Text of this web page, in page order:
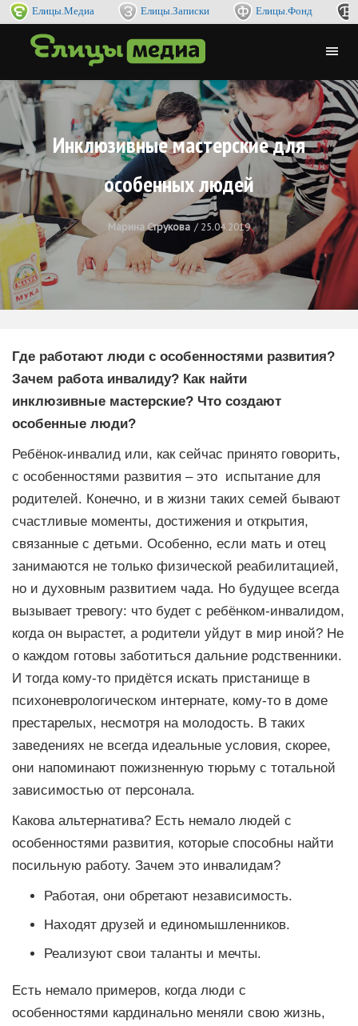
Елицы.Медиа Елицы.Записки Елицы.Фонд
Инклюзивные мастерские для
особенных людей
Марина Струкова 25.04.2019
Где работают люди с особенностями развития?
Зачем работа инвалиду? Как найти
инклюзивные мастерские? Что создают
особенные люди?
Ребёнок-инвалид или, как сейчас принято говорить,
с особенностями развития – это испытание для
родителей. Конечно, и в жизни таких семей бывают
счастливые моменты, достижения и открытия,
связанные с детьми. Особенно, если мать и отец
занимаются не только физической реабилитацией,
но и духовным развитием чада. Но будущее всегда
вызывает тревогу: что будет с ребёнком-инвалидом,
когда он вырастет, а родители уйдут в мир иной? Не
о каждом готовы заботиться дальние родственники.
И тогда кому-то придётся искать пристанище в
психоневрологическом интернате, кому-то в доме
престарелых, несмотря на молодость. В таких
заведениях не всегда идеальные условия, скорее,
они напоминают пожизненную тюрьму с тотальной
зависимостью от персонала.
Какова альтернатива? Есть немало людей с
особенностями развития, которые способны найти
посильную работу. Зачем это инвалидам?
Работая, они обретают независимость.
Находят друзей и единомышленников.
Реализуют свои таланты и мечты.
Есть немало примеров, когда люди с
особенностями кардинально меняли свою жизнь,